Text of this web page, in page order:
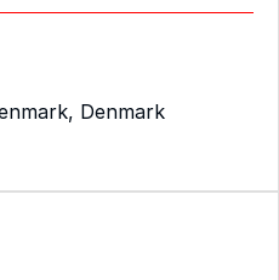
Denmark